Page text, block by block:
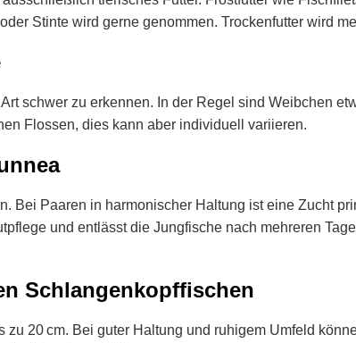
Stinte wird gerne genommen. Trockenfutter wird
schwer zu erkennen. In der Regel sind Weibchen
Flossen, dies kann aber individuell variieren.
Bei Paaren in harmonischer Haltung ist eine Zucht
und entlässt die Jungfische nach mehreren
Schlangenkopffischen
20 cm. Bei guter Haltung und ruhigem Umfeld